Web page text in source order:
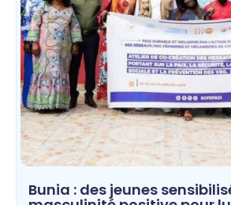
Bunia : des jeunes